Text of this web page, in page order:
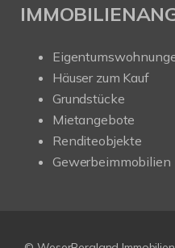
Häuser zum Kauf
Grundstücke
Mietangebote
Renditeobjekte
Gewerbeimmobilien